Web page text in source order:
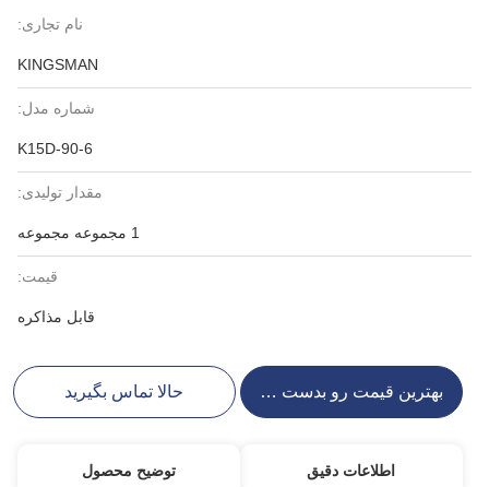
نام تجاری:
KINGSMAN
شماره مدل:
K15D-90-6
مقدار تولیدی:
قیمت:
قابل مذاکره
بهترین قیمت رو بدست بیار حالا تماس بگیرید
اطلاعات دقیق توضیح محصول